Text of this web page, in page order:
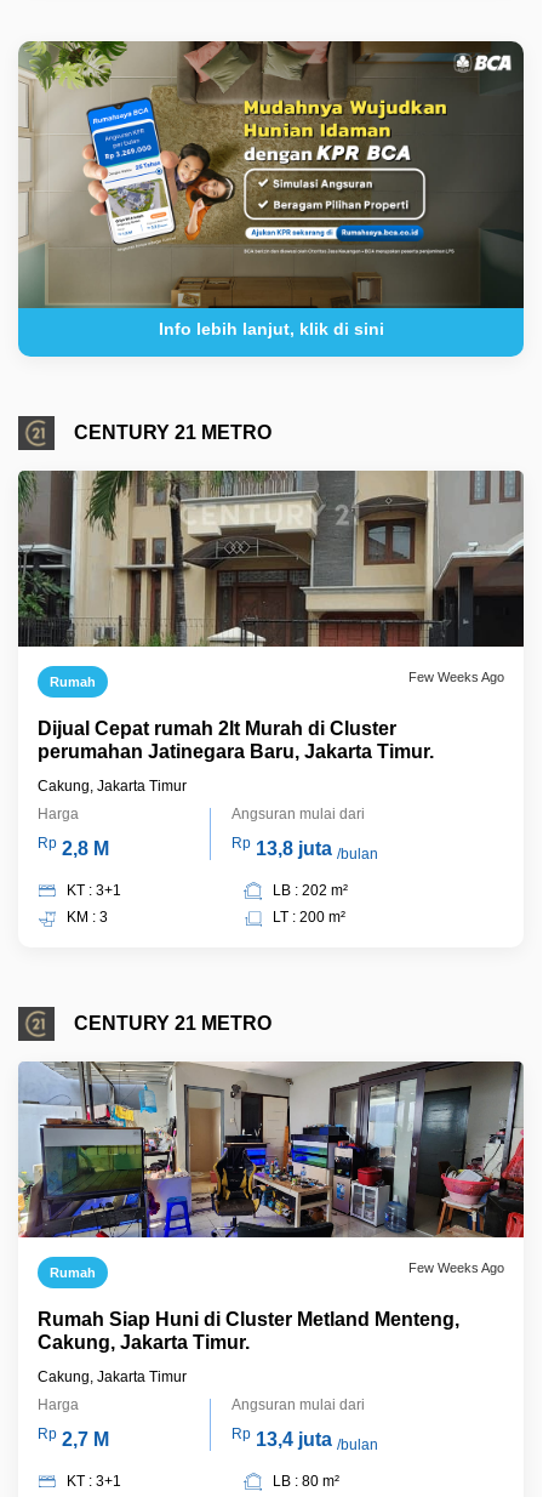
Info lebih lanjut, klik di sini
CENTURY 21 METRO
Rumah Few Weeks Ago
Dijual Cepat rumah 2lt Murah di Cluster
perumahan Jatinegara Baru, Jakarta Timur.
Cakung, Jakarta Timur
Harga
Rp 2,8 M
Angsuran mulai dari
Rp 13,8 juta /bulan
KT : 3+1
KM : 3
LB : 202 m²
LT : 200 m²
CENTURY 21 METRO
Rumah Few Weeks Ago
Rumah Siap Huni di Cluster Metland Menteng,
Cakung, Jakarta Timur.
Cakung, Jakarta Timur
Harga
Rp 2,7 M
Angsuran mulai dari
Rp 13,4 juta /bulan
KT : 3+1
LB : 80 m²